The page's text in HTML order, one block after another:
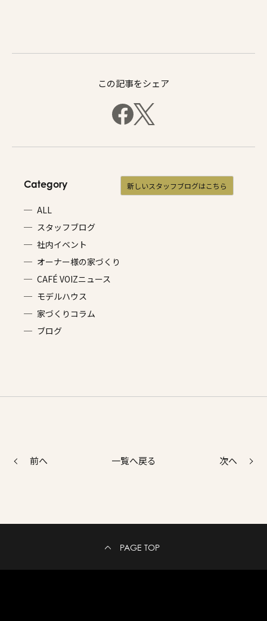
この記事をシェア
Category
ALL
スタッフブログ
社内イベント
オーナー様の家づくり
CAFÉ VOIZニュース
モデルハウス
家づくりコラム
ブログ
新しいスタッフブログはこちら
前へ 一覧へ戻る 次へ
PAGE TOP